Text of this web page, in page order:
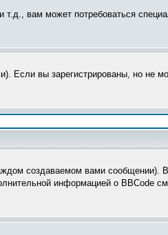
вам может потребоваться
Если вы зарегистрированы, но не
создаваемом вами сообщении).
информацией о BBCode